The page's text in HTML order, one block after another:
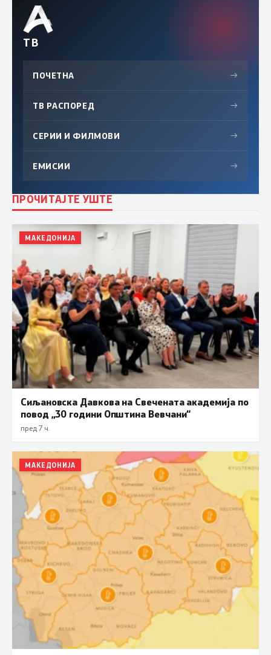
ТВ
ПОЧЕТНА →
ТВ РАСПОРЕД →
СЕРИИ И ФИЛМОВИ →
ЕМИСИИ →
ПРОЧИТАЈТЕ УШТЕ
МАКЕДОНИЈА
Сиљановска Давкова на Свечената академија по
повод „30 години Општина Вевчани“
пред 7 ч.
МАКЕДОНИЈА